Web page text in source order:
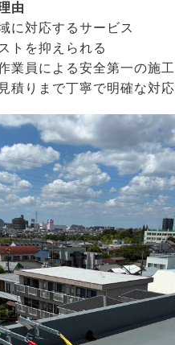
由
に対応するサービス
トを抑えられる
業員による安全第一の施工
積りまで丁寧で明確な対応